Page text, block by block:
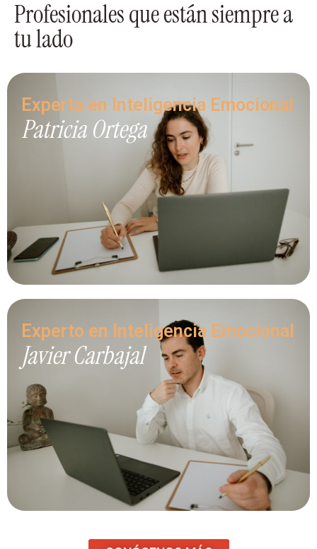
Profesionales que están siempre a
tu lado
Experta en Inteligencia Emocional
Patricia Ortega
Experto en Inteligencia Emocional
Javier Carbajal